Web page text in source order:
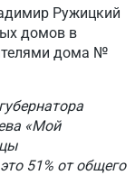
Ружицкий
домов в
дома №
«Мой
51% от общего